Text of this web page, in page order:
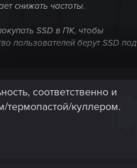
снижать частоты.
SSD в ПК, чтобы
пользователей берут SSD под
решил взломать?
соответственно и
куллером.